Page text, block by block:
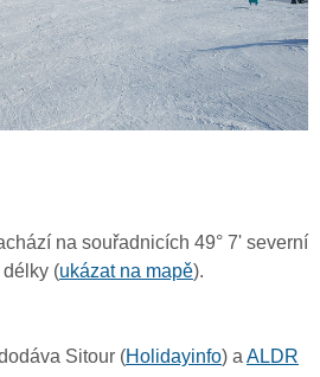
na souřadnicích 49° 7' severní
délky (ukázat na mapě).
Sitour (Holidayinfo) a ALDR